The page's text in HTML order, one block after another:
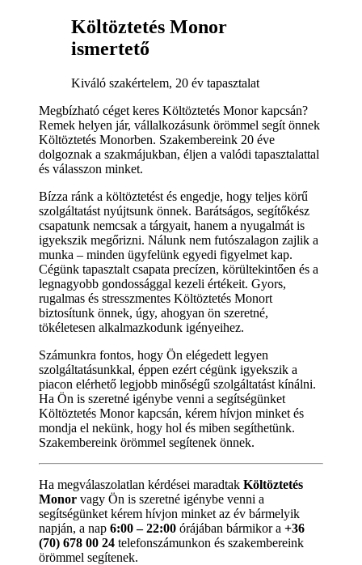
Költöztetés Monor
ismertető
Kiváló szakértelem, 20 év tapasztalat
Megbízható céget keres Költöztetés Monor kapcsán?
Remek helyen jár, vállalkozásunk örömmel segít önnek
Költöztetés Monorben. Szakembereink 20 éve
dolgoznak a szakmájukban, éljen a valódi tapasztalattal
és válasszon minket.
Bízza ránk a költöztetést és engedje, hogy teljes körű
szolgáltatást nyújtsunk önnek. Barátságos, segítőkész
csapatunk nemcsak a tárgyait, hanem a nyugalmát is
igyekszik megőrizni. Nálunk nem futószalagon zajlik a
munka – minden ügyfelünk egyedi figyelmet kap.
Cégünk tapasztalt csapata precízen, körültekintően és a
legnagyobb gondossággal kezeli értékeit. Gyors,
rugalmas és stresszmentes Költöztetés Monort
biztosítunk önnek, úgy, ahogyan ön szeretné,
tökéletesen alkalmazkodunk igényeihez.
Számunkra fontos, hogy Ön elégedett legyen
szolgáltatásunkkal, éppen ezért cégünk igyekszik a
piacon elérhető legjobb minőségű szolgáltatást kínálni.
Ha Ön is szeretné igénybe venni a segítségünket
Költöztetés Monor kapcsán, kérem hívjon minket és
mondja el nekünk, hogy hol és miben segíthetünk.
Szakembereink örömmel segítenek önnek.
Ha megválaszolatlan kérdései maradtak Költöztetés
Monor vagy Ön is szeretné igénybe venni a
segítségünket kérem hívjon minket az év bármelyik
napján, a nap 6:00 – 22:00 órájában bármikor a +36
(70) 678 00 24 telefonszámunkon és szakembereink
örömmel segítenek.